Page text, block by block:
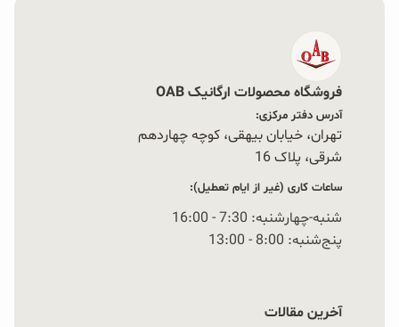
فروشگاه محصولات ارگانیک OAB
آدرس دفتر مرکزی:
تهران، خیابان بیهقی، کوچه چهاردهم
شرقی، پلاک 16‭
ساعات کاری (غیر از ایام تعطیل):
شنبه-چهارشنبه: 7:30 - 16:00
پنج‌شنبه: 8:00 - 13:00
آخرین مقالات